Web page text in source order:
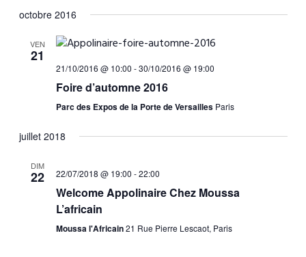
octobre 2016
VEN
21
21/10/2016 @ 10:00 -30/10/2016 @ 19:00
Foire d’automne 2016
Parc des Expos de la Porte de Versailles Paris
juillet 2018
DIM
22 22/07/2018 @ 19:00 -22:00
Welcome Appolinaire Chez Moussa
L’africain
Moussa l'Africain21 Rue Pierre Lescaot, Paris